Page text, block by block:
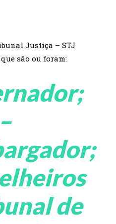
Justiça – STJ
são ou foram:
–
de